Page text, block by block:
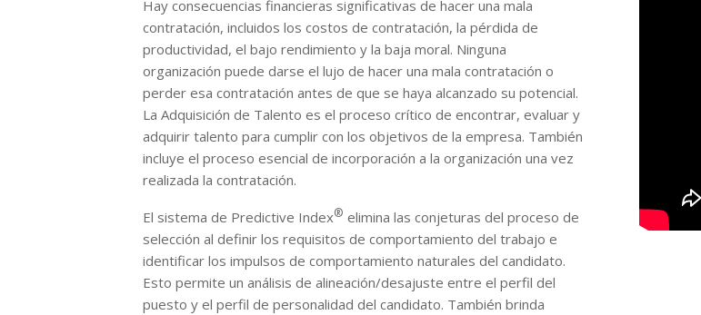
Hay consecuencias financieras significativas de hacer una mala
contratación, incluidos los costos de contratación, la pérdida de
productividad, el bajo rendimiento y la baja moral. Ninguna
organización puede darse el lujo de hacer una mala contratación o
perder esa contratación antes de que se haya alcanzado su potencial.
La Adquisición de Talento es el proceso crítico de encontrar, evaluar y
adquirir talento para cumplir con los objetivos de la empresa. También
incluye el proceso esencial de incorporación a la organización una vez
realizada la contratación.
El sistema de Predictive Index® elimina las conjeturas del proceso de
selección al definir los requisitos de comportamiento del trabajo e
identificar los impulsos de comportamiento naturales del candidato.
Esto permite un análisis de alineación/desajuste entre el perfil del
puesto y el perfil de personalidad del candidato. También brinda